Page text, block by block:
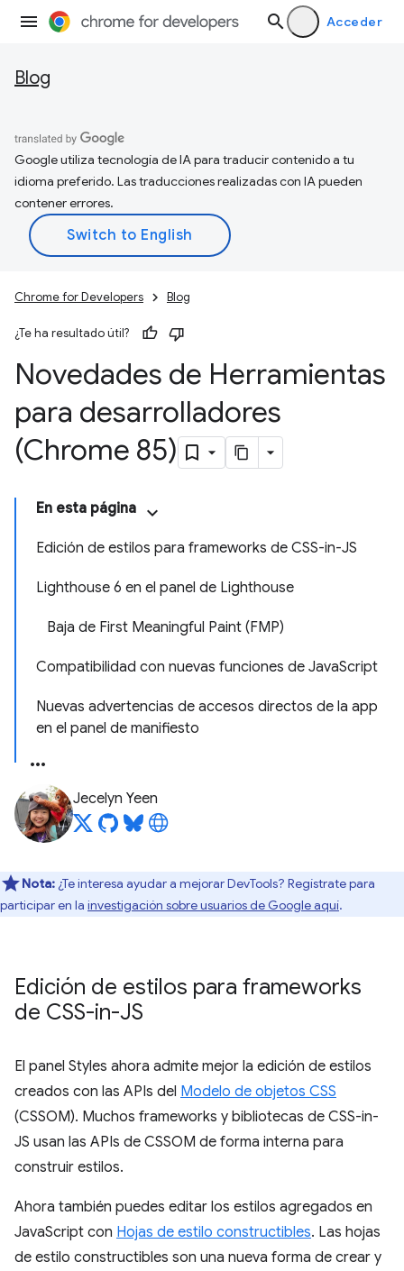
Acceder
Blog
Google utiliza tecnología de IA para traducir contenido a tu
idioma preferido. Las traducciones realizadas con IA pueden
contener errores.
Chrome for Developers Blog
¿Te ha resultado útil?
Novedades de Herramientas
para desarrolladores
(Chrome 85)
En esta página
Edición de estilos para frameworks de CSS-in-JS
Lighthouse 6 en el panel de Lighthouse
Baja de First Meaningful Paint (FMP)
Compatibilidad con nuevas funciones de JavaScript
Nuevas advertencias de accesos directos de la app
en el panel de manifiesto
Jecelyn Yeen
Nota: ¿Te interesa ayudar a mejorar DevTools? Regístrate para
participar en la investigación sobre usuarios de Google aquí.
Edición de estilos para frameworks
de CSS-in-JS
El panel Styles ahora admite mejor la edición de estilos
creados con las APIs del Modelo de objetos CSS
(CSSOM). Muchos frameworks y bibliotecas de CSS-in-
JS usan las APIs de CSSOM de forma interna para
construir estilos.
Ahora también puedes editar los estilos agregados en
JavaScript con Hojas de estilo constructibles. Las hojas
de estilo constructibles son una nueva forma de crear y